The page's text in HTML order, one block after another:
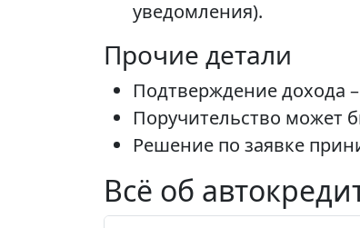
уведомления).
Прочие детали
Подтверждение дохода
Поручительство может
Решение по заявке
Всё об